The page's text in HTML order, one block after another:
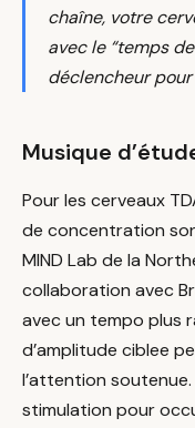
chaîne, votre
avec le “temps
déclencheur
Musique
Pour les cerveaux
de concentration
MIND Lab de la
collaboration avec
avec un tempo plus
d’amplitude ciblee
l’attention
stimulation pour